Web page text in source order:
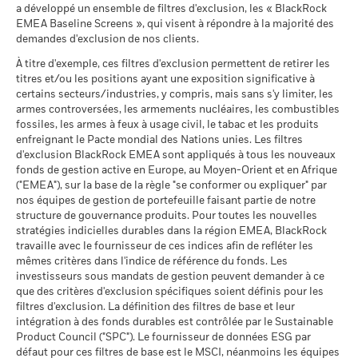
La performance est indiquée sur la base de la Valeur nette
d’inventaire (VNI), avec le revenu brut réinvesti le cas échéant.
diminuer en raison des fluctuations des devises si votre
investissement est effectué dans une devise autre que celle
utilisée dans le calcul des performances passées. Source :
Blackrock
Favorable
Ce que vous pourriez obtenir après
Rendement annuel moyen
Le scénario de tension montre ce que vous pourriez obtenir
dans des situations de marché extrêmes.
au 17/juil./2026
Pointage de qualité ESG
MSCI (0-10)
au 17/juil./2026
Classification mondiale des
fonds selon Lipper
au 17/juil./2026
Bond Emerging Markets
Global HC
Moyenne pondérée de
l'intensité carbone MSCI
(tonnes de CO2e/M$ de
ventes)
au 17/juil./2026
% des avoirs à l'égard
desquels des données ESG
au 17/juil./2026
97,82
Pointage de qualité ESG
MSCI - centile par rapport aux
pairs
au 17/juil./2026
56,77
Pacte mondial des Nations
Unies
au 30/juin/2026
MSCI - Charbon thermique
au 30/juin/2026
0,00%
MSCI - Sables bitumineux
au 30/juin/2026
0,00%
Données sur la
participation aux secteurs
d'activité
au 30/juin/2026
4,93%
Pourcentage des avoirs du
fonds à l'égard desquels
des données ne sont pas
disponibles
au 30/juin/2026
L'exposition de BlackRock aux secteurs d'activité, telle qu'elle
BlackRock Global Funds - Prospectus
(English)
BlackRock Global Funds - Prospectus (French
- Belgium^France)
BlackRock Global Funds - Prospectus -
Addendum (French - France)
Sustainability related disclosure - SEMBF_AG
(en)
Sustainability related disclosure - SEMBF_AG
(fr)
a développé un ensemble de filtres d'exclusion, les « BlackRock
EMEA Baseline Screens », qui visent à répondre à la majorité des
demandes d'exclusion de nos clients.
À titre d'exemple, ces filtres d'exclusion permettent de retirer les
titres et/ou les positions ayant une exposition significative à
certains secteurs/industries, y compris, mais sans s'y limiter, les
armes controversées, les armements nucléaires, les combustibles
fossiles, les armes à feux à usage civil, le tabac et les produits
enfreignant le Pacte mondial des Nations unies. Les filtres
d'exclusion BlackRock EMEA sont appliqués à tous les nouveaux
fonds de gestion active en Europe, au Moyen-Orient et en Afrique
("EMEA"), sur la base de la règle "se conformer ou expliquer" par
nos équipes de gestion de portefeuille faisant partie de notre
structure de gouvernance produits. Pour toutes les nouvelles
stratégies indicielles durables dans la région EMEA, BlackRock
travaille avec le fournisseur de ces indices afin de refléter les
mêmes critères dans l'indice de référence du fonds. Les
investisseurs sous mandats de gestion peuvent demander à ce
que des critères d'exclusion spécifiques soient définis pour les
filtres d'exclusion. La définition des filtres de base et leur
intégration à des fonds durables est contrôlée par le Sustainable
Product Council ("SPC"). Le fournisseur de données ESG par
défaut pour ces filtres de base est le MSCI, néanmoins les équipes